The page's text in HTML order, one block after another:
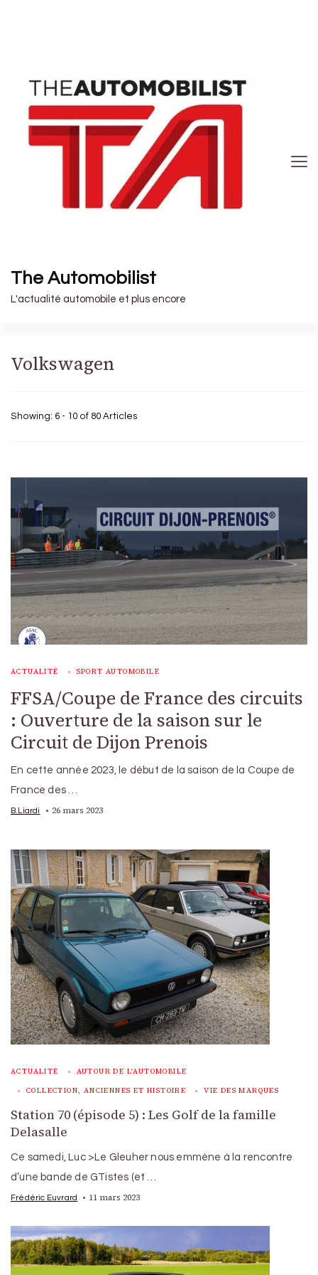
The Automobilist
L'actualité automobile et plus encore
Volkswagen
Showing: 6 - 10 of 80 Articles
ACTUALITÉ SPORT AUTOMOBILE
FFSA/Coupe de France des circuits
: Ouverture de la saison sur le
Circuit de Dijon Prenois
En cette année 2023, le début de la saison de la Coupe de
France des …
B.Liardi 26 mars 2023
ACTUALITÉ AUTOUR DE L'AUTOMOBILE
COLLECTION, ANCIENNES ET HISTOIRE VIE DES MARQUES
Station 70 (épisode 5) : Les Golf de la famille
Delasalle
Ce samedi, Luc >Le Gleuher nous emmène à la rencontre
d’une bande de GTistes (et …
Frédéric Euvrard 11 mars 2023